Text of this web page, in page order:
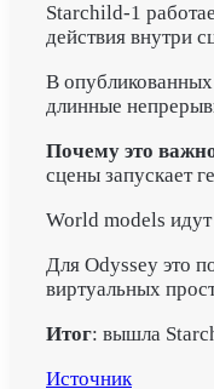
Starchild-1
действия внутри
В
длинные
Почему это
сцены запускает
World models
Для Odyssey это
виртуальных
Итог: вышла
Источник